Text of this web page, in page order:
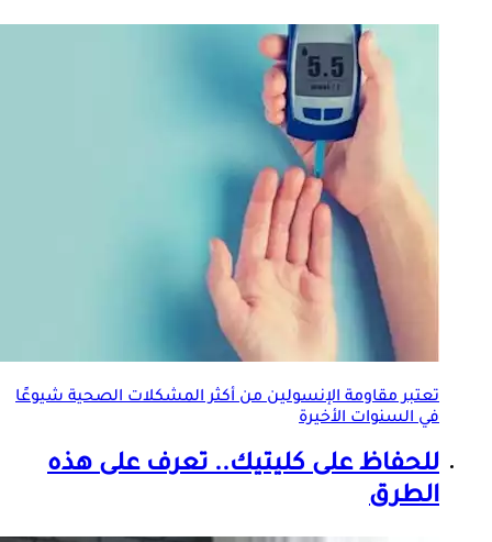
تعتبر مقاومة الإنسولين من أكثر المشكلات الصحية شيوعًا
في السنوات الأخيرة
للحفاظ على كليتيك.. تعرف على هذه
الطرق